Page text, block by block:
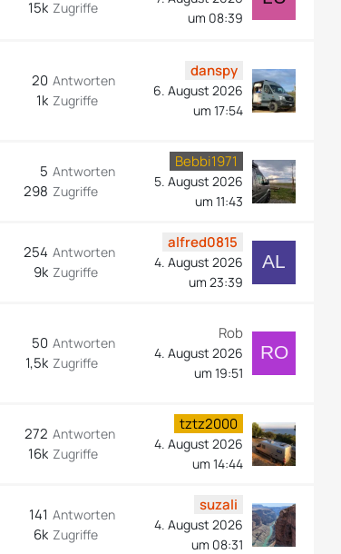
Zugriffe
15k
um 08:39
Antworten
20
Zugriffe
1k
danspy
6. August 2026
um 17:54
Antworten
5
Zugriffe
298
Bebbi1971
5. August 2026
um 11:43
Antworten
254
Zugriffe
9k
alfred0815
4. August 2026
um 23:39
Antworten
50
Zugriffe
1,5k
Rob
4. August 2026
um 19:51
Antworten
272
Zugriffe
16k
tztz2000
4. August 2026
um 14:44
Antworten
141
Zugriffe
6k
suzali
4. August 2026
um 08:31